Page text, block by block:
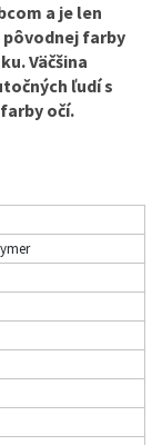
a je len
pôvodnej farby
Väčšina
ľudí s
očí.